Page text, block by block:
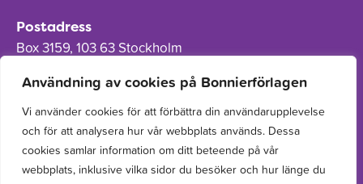
Användning av cookies på Bonnierförlagen
Vi använder cookies för att förbättra din användarupplevelse
och för att analysera hur vår webbplats används. Dessa
cookies samlar information om ditt beteende på vår
webbplats, inklusive vilka sidor du besöker och hur länge du
Postadress
Box 3159, 103 63 Stockholm
Om Bonnierförlagen
Cookies